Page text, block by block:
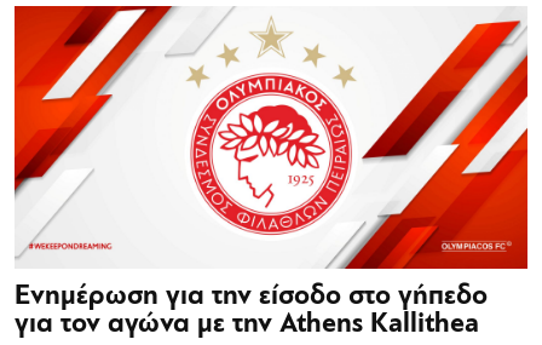
Ενημέρωση για την είσοδο στο γήπεδο
για τον αγώνα με την Athens Kallithea